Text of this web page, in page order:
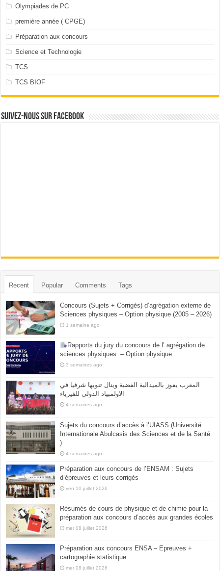
Olympiades de PC
première année ( CPGE)
Préparation aux concours
Science et Technologie
TCS
TCS BIOF
Suivez-nous sur facebook
Recent Popular Comments Tags
Concours (Sujets + Corrigés) d’agrégation externe de
Sciences physiques – Option physique (2005 – 2026)
1 semaine ago
Rapports du jury du concours de l’ agrégation de
sciences physiques – Option physique
3 semaines ago
المغرب يفوز بالميدالية الفضية وينال تنويها شرفيا في
الاولمبياد الدولي للفيزياء
4 semaines ago
Sujets du concours d’accès à l’UIASS (Université
Internationale Abulcasis des Sciences et de la Santé
)
4 semaines ago
Préparation aux concours de l’ENSAM : Sujets
d’épreuves et leurs corrigés
ven 10 juillet 2026
Résumés de cours de physique et de chimie pour la
préparation aux concours d’accès aux grandes écoles
mer 08 juillet 2026
Préparation aux concours ENSA – Epreuves +
cartographie statistique
mer 08 juillet 2026